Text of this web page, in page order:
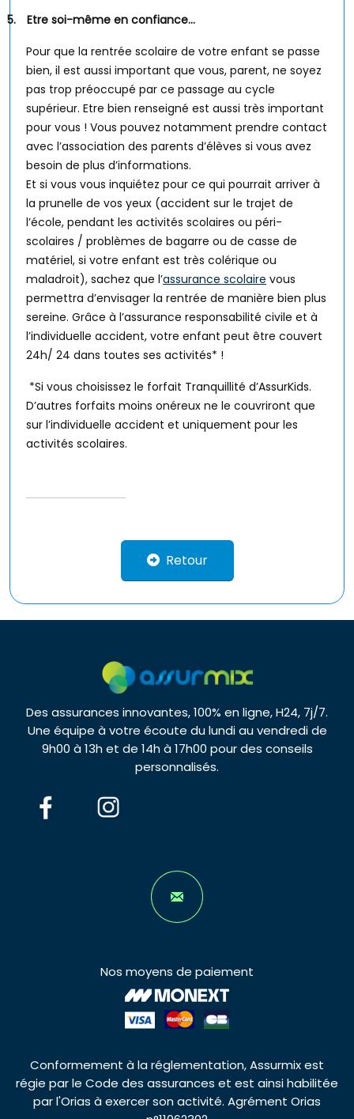
5.
Etre soi-même en confiance…
Pour que la rentrée scolaire de votre enfant se passe
bien, il est aussi important que vous, parent, ne soyez
pas trop préoccupé par ce passage au cycle
supérieur. Etre bien renseigné est aussi très important
pour vous ! Vous pouvez notamment prendre contact
avec l’association des parents d’élèves si vous avez
besoin de plus d’informations.
Et si vous vous inquiétez pour ce qui pourrait arriver à
la prunelle de vos yeux (accident sur le trajet de
l’école, pendant les activités scolaires ou péri-
scolaires / problèmes de bagarre ou de casse de
matériel, si votre enfant est très colérique ou
maladroit), sachez que l’assurance scolaire vous
permettra d’envisager la rentrée de manière bien plus
sereine. Grâce à l’assurance responsabilité civile et à
l’individuelle accident, votre enfant peut être couvert
24h/ 24 dans toutes ses activités* !
*Si vous choisissez le forfait Tranquillité d’AssurKids.
D’autres forfaits moins onéreux ne le couvriront que
sur l’individuelle accident et uniquement pour les
activités scolaires.
Retour
Des assurances innovantes, 100% en ligne, H24, 7j/7.
Une équipe à votre écoute du lundi au vendredi de
9h00 à 13h et de 14h à 17h00 pour des conseils
personnalisés.
Nos moyens de paiement
Conformement à la réglementation, Assurmix est
régie par le Code des assurances et est ainsi habilitée
par l'Orias à exercer son activité. Agrément Orias